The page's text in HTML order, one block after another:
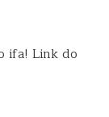
ifa! Link do